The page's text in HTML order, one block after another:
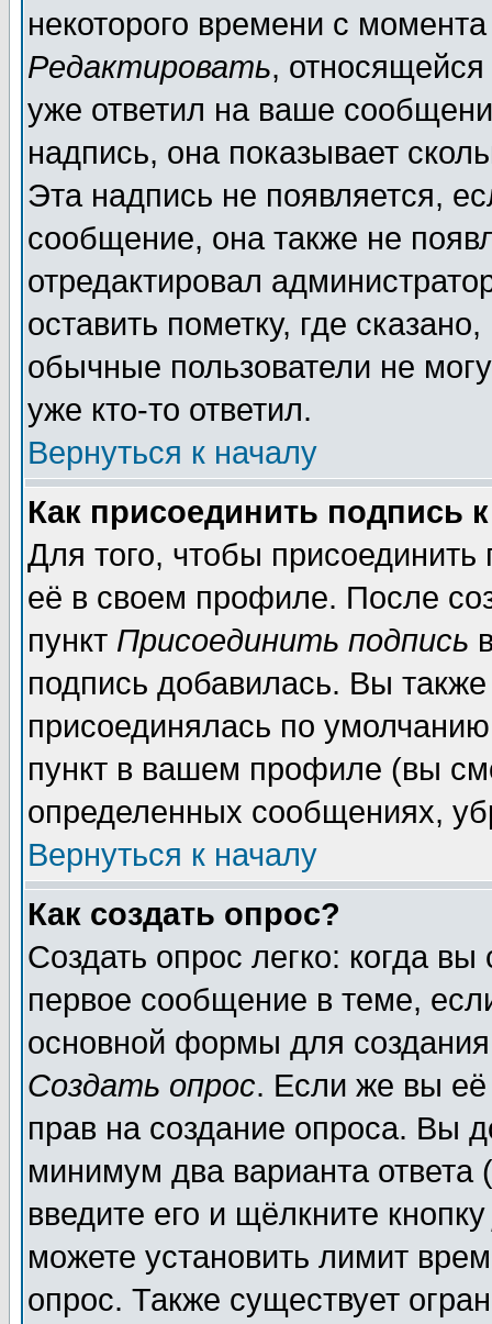
некоторого времени с
Редактировать,
уже ответил на ваше
надпись, она показывает
Эта надпись не появляется,
сообщение, она также не
отредактировал
оставить пометку, где
обычные пользователи не
уже кто-то ответил.
Вернуться к началу
Как присоединить подпись
Для того, чтобы
её в своем профиле. После
пункт Присоединить подпись
подпись добавилась. Вы
присоединялась по
пункт в вашем профиле (вы
определенных сообщениях,
Вернуться к началу
Как создать опрос?
Создать опрос легко: когда
первое сообщение в теме,
основной формы для
Создать опрос. Если же вы её
прав на создание опроса. Вы
минимум два варианта ответа
введите его и щёлкните
можете установить лимит
опрос. Также существует